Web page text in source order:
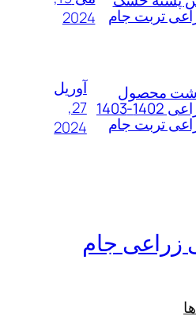
تربت جام
2024
محصول
گندم و جو سال زراعی 1402-1403
تربت جام
آوریل
27,
2024
جام